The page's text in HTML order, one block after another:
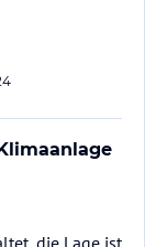
die Lage ist